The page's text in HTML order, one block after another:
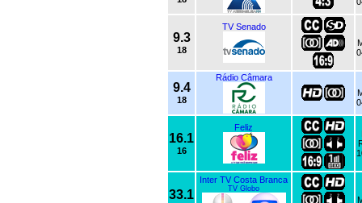
9.3
18
TV Senado
9.4
18
Rádio Câmara
16.1
16
Feliz
33.1
Inter TV Costa Branca
TV Globo